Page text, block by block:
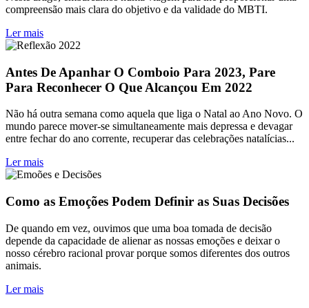
compreensão mais clara do objetivo e da validade do MBTI.
Ler mais
Antes De Apanhar O Comboio Para 2023, Pare
Para Reconhecer O Que Alcançou Em 2022
Não há outra semana como aquela que liga o Natal ao Ano Novo. O
mundo parece mover-se simultaneamente mais depressa e devagar
entre fechar do ano corrente, recuperar das celebrações natalícias...
Ler mais
Como as Emoções Podem Definir as Suas Decisões
De quando em vez, ouvimos que uma boa tomada de decisão
depende da capacidade de alienar as nossas emoções e deixar o
nosso cérebro racional provar porque somos diferentes dos outros
animais.
Ler mais